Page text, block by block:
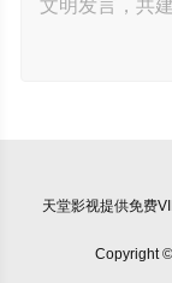
天堂影视提供免费
Copyright